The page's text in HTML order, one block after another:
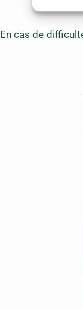
En cas de